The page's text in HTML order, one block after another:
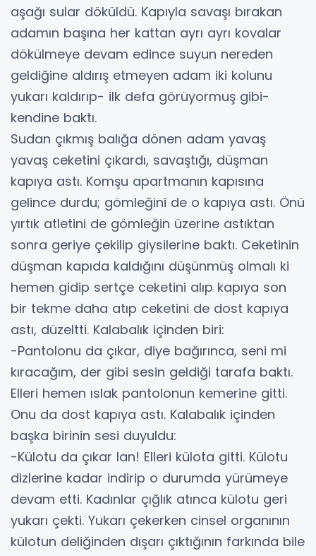
aşağı sular döküldü. Kapıyla savaşı bırakan
adamın başına her kattan ayrı ayrı kovalar
dökülmeye devam edince suyun nereden
geldiğine aldırış etmeyen adam iki kolunu
yukarı kaldırıp- ilk defa görüyormuş gibi-
kendine baktı.
Sudan çıkmış balığa dönen adam yavaş
yavaş ceketini çıkardı, savaştığı, düşman
kapıya astı. Komşu apartmanın kapısına
gelince durdu; gömleğini de o kapıya astı. Önü
yırtık atletini de gömleğin üzerine astıktan
sonra geriye çekilip giysilerine baktı. Ceketinin
düşman kapıda kaldığını düşünmüş olmalı ki
hemen gidip sertçe ceketini alıp kapıya son
bir tekme daha atıp ceketini de dost kapıya
astı, düzeltti. Kalabalık içinden biri:
-Pantolonu da çıkar, diye bağırınca, seni mi
kıracağım, der gibi sesin geldiği tarafa baktı.
Elleri hemen ıslak pantolonun kemerine gitti.
Onu da dost kapıya astı. Kalabalık içinden
başka birinin sesi duyuldu:
-Külotu da çıkar lan! Elleri külota gitti. Külotu
dizlerine kadar indirip o durumda yürümeye
devam etti. Kadınlar çığlık atınca külotu geri
yukarı çekti. Yukarı çekerken cinsel organının
külotun deliğinden dışarı çıktığının farkında bile